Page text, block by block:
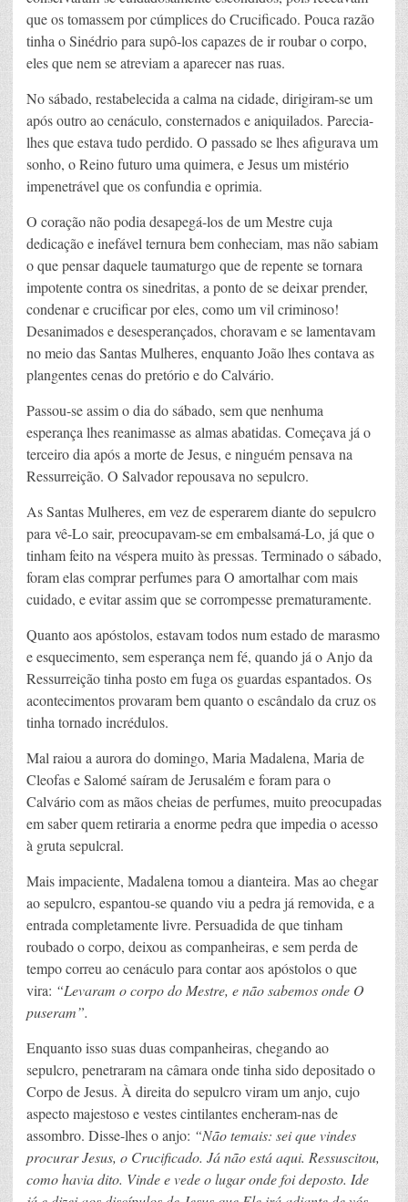
que os tomassem por cúmplices do Crucificado. Pouca razão
tinha o Sinédrio para supô-los capazes de ir roubar o corpo,
eles que nem se atreviam a aparecer nas ruas.
No sábado, restabelecida a calma na cidade, dirigiram-se um
após outro ao cenáculo, consternados e aniquilados. Parecia-
lhes que estava tudo perdido. O passado se lhes afigurava um
sonho, o Reino futuro uma quimera, e Jesus um mistério
impenetrável que os confundia e oprimia.
O coração não podia desapegá-los de um Mestre cuja
dedicação e inefável ternura bem conheciam, mas não sabiam
o que pensar daquele taumaturgo que de repente se tornara
impotente contra os sinedritas, a ponto de se deixar prender,
condenar e crucificar por eles, como um vil criminoso!
Desanimados e desesperançados, choravam e se lamentavam
no meio das Santas Mulheres, enquanto João lhes contava as
plangentes cenas do pretório e do Calvário.
Passou-se assim o dia do sábado, sem que nenhuma
esperança lhes reanimasse as almas abatidas. Começava já o
terceiro dia após a morte de Jesus, e ninguém pensava na
Ressurreição. O Salvador repousava no sepulcro.
As Santas Mulheres, em vez de esperarem diante do sepulcro
para vê-Lo sair, preocupavam-se em embalsamá-Lo, já que o
tinham feito na véspera muito às pressas. Terminado o sábado,
foram elas comprar perfumes para O amortalhar com mais
cuidado, e evitar assim que se corrompesse prematuramente.
Quanto aos apóstolos, estavam todos num estado de marasmo
e esquecimento, sem esperança nem fé, quando já o Anjo da
Ressurreição tinha posto em fuga os guardas espantados. Os
acontecimentos provaram bem quanto o escândalo da cruz os
tinha tornado incrédulos.
Mal raiou a aurora do domingo, Maria Madalena, Maria de
Cleofas e Salomé saíram de Jerusalém e foram para o
Calvário com as mãos cheias de perfumes, muito preocupadas
em saber quem retiraria a enorme pedra que impedia o acesso
à gruta sepulcral.
Mais impaciente, Madalena tomou a dianteira. Mas ao chegar
ao sepulcro, espantou-se quando viu a pedra já removida, e a
entrada completamente livre. Persuadida de que tinham
roubado o corpo, deixou as companheiras, e sem perda de
tempo correu ao cenáculo para contar aos apóstolos o que
vira: “Levaram o corpo do Mestre, e não sabemos onde O
puseram”.
Enquanto isso suas duas companheiras, chegando ao
sepulcro, penetraram na câmara onde tinha sido depositado o
Corpo de Jesus. À direita do sepulcro viram um anjo, cujo
aspecto majestoso e vestes cintilantes encheram-nas de
assombro. Disse-lhes o anjo: “Não temais: sei que vindes
procurar Jesus, o Crucificado. Já não está aqui. Ressuscitou,
como havia dito. Vinde e vede o lugar onde foi deposto. Ide